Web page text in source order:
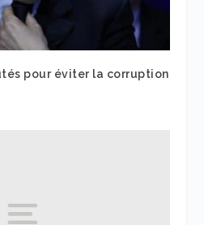
pour éviter la corruption